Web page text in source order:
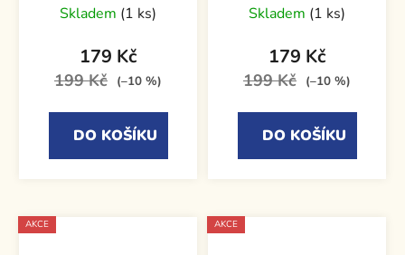
Skladem (1 ks)
179 Kč
199 Kč (–10 %)
DO KOŠÍKU
Skladem (1 ks)
179 Kč
199 Kč (–10 %)
DO KOŠÍKU
AKCE AKCE